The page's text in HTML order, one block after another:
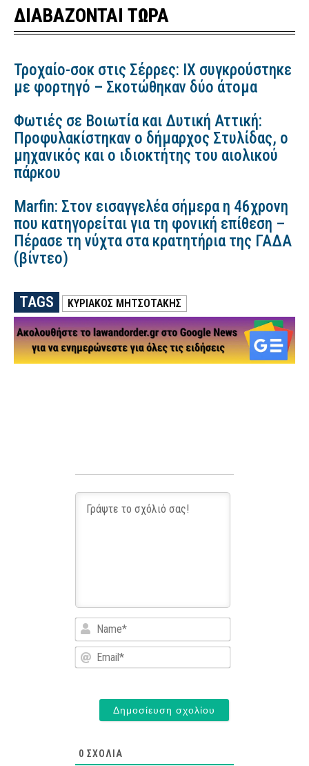
ΔΙΑΒΑΖΟΝΤΑΙ ΤΩΡΑ
Τροχαίο-σοκ στις Σέρρες: ΙΧ συγκρούστηκε
με φορτηγό – Σκοτώθηκαν δύο άτομα
Φωτιές σε Βοιωτία και Δυτική Αττική:
Προφυλακίστηκαν ο δήμαρχος Στυλίδας, ο
μηχανικός και ο ιδιοκτήτης του αιολικού
πάρκου
Marfin: Στον εισαγγελέα σήμερα η 46χρονη
που κατηγορείται για τη φονική επίθεση –
Πέρασε τη νύχτα στα κρατητήρια της ΓΑΔΑ
(βίντεο)
TAGS ΚΥΡΙΑΚΟΣ ΜΗΤΣΟΤΑΚΗΣ
Name*
Email*
0 ΣΧΌΛΙΑ